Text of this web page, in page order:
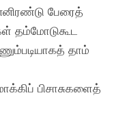
பேரைத்
தம்மோடுகூட
தாம்
பிசாசுகளைத்